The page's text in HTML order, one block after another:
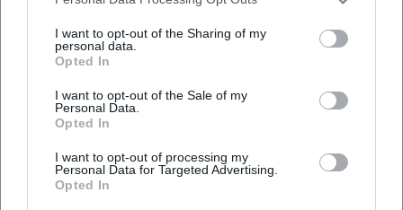
I want to opt-out of the Sharing of my
personal data.
Opted In
I want to opt-out of the Sale of my
Personal Data.
Opted In
I want to opt-out of processing my
Personal Data for Targeted Advertising.
Opted In
Findet das Event drinnen oder draußen statt?